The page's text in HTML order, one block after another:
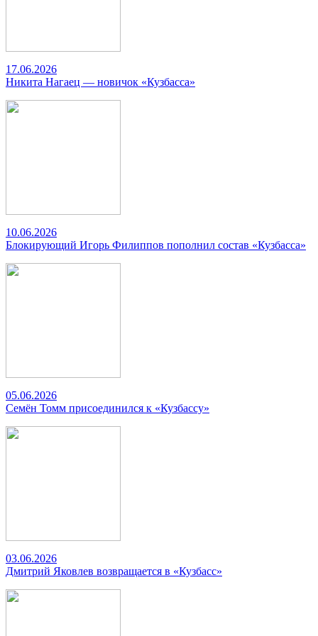
17.06.2026
Никита Нагаец — новичок «Кузбасса»
10.06.2026
Блокирующий Игорь Филиппов пополнил состав «Кузбасса»
05.06.2026
Семён Томм присоединился к «Кузбассу»
03.06.2026
Дмитрий Яковлев возвращается в «Кузбасс»